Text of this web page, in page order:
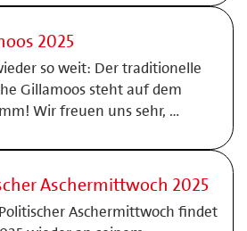
2025
so weit: Der traditionelle
Gillamoos steht auf dem
Wir freuen uns sehr, …
Aschermittwoch 2025
Aschermittwoch findet